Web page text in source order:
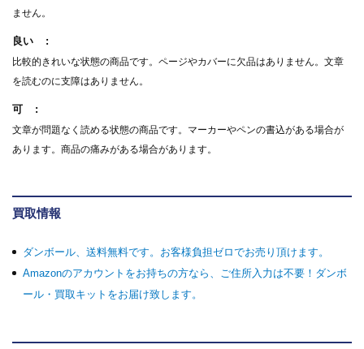
ません。
良い
比較的きれいな状態の商品です。ページやカバーに欠品はありません。文章
を読むのに支障はありません。
可
文章が問題なく読める状態の商品です。マーカーやペンの書込がある場合が
あります。商品の痛みがある場合があります。
買取情報
ダンボール、送料無料です。お客様負担ゼロでお売り頂けます。
Amazonのアカウントをお持ちの方なら、ご住所入力は不要！ダンボ
ール・買取キットをお届け致します。